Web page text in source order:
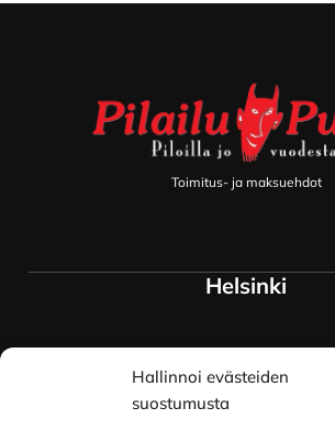
Hallinnoi evästeiden
suostumusta
Toimitus- ja maksuehdot
Helsinki
Myymälä ja keskusvarasto
Siltavuorenranta 18
00170 Helsinki